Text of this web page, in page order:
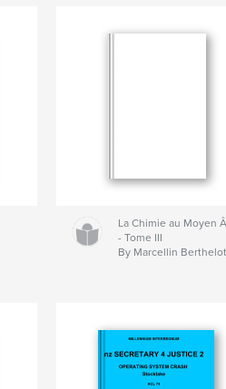
La Chimie au Moyen
- Tome III
By Marcellin